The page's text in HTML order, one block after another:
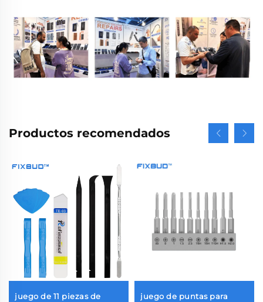
Productos recomendados
juego de 11 piezas de
juego de puntas para